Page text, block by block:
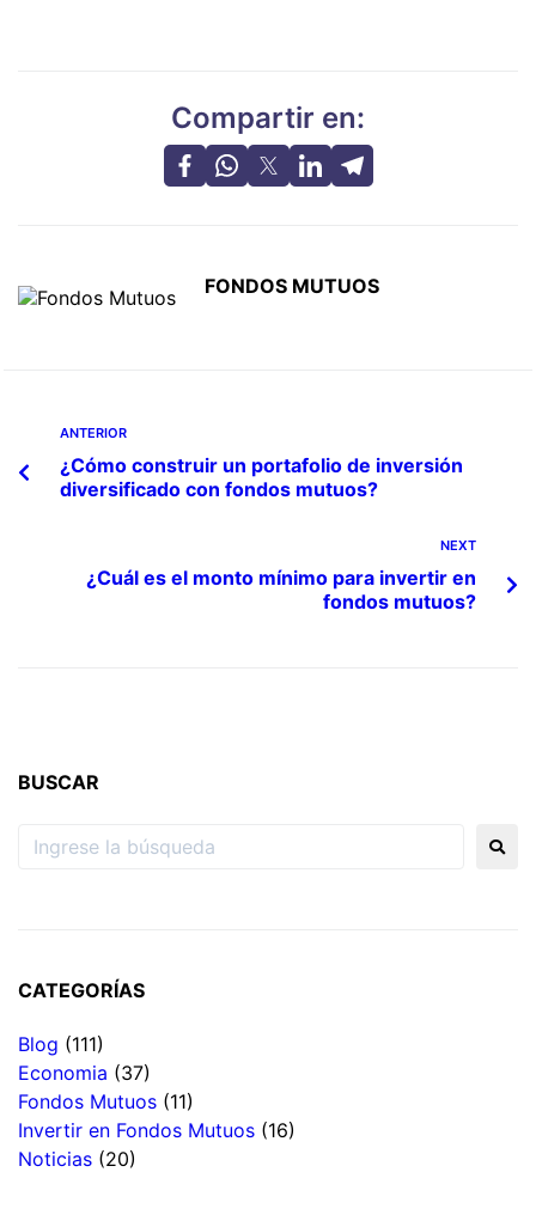
Compartir en:
FONDOS MUTUOS
ANTERIOR
¿Cómo construir un portafolio de inversión
diversificado con fondos mutuos?
NEXT
¿Cuál es el monto mínimo para invertir en
fondos mutuos?
BUSCAR
CATEGORÍAS
Blog (111)
Economia (37)
Fondos Mutuos (11)
Invertir en Fondos Mutuos (16)
Noticias (20)